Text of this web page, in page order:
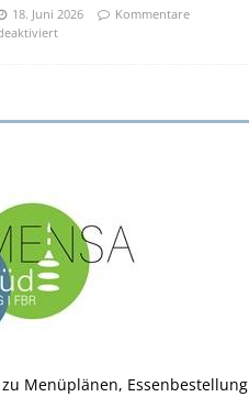
18. Juni 2026
Kommentare
Menüplänen, Essenbestellung